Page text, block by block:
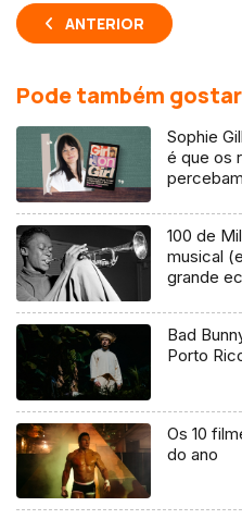
ANTERIOR
Pode também gostar
Sophie
é que os
100 de
musical
grande
Bad
Porto
Os 10
do ano